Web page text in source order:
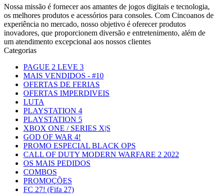
Nossa missão é fornecer aos amantes de jogos digitais e tecnologia,
os melhores produtos e acessórios para consoles. Com Cincoanos de
experiência no mercado, nosso objetivo é oferecer produtos
inovadores, que proporcionem diversão e entretenimento, além de
um atendimento excepcional aos nossos clientes
Categorias
PAGUE 2 LEVE 3
MAIS VENDIDOS - #10
OFERTAS DE FERIAS
OFERTAS IMPERDIVEIS
LUTA
PLAYSTATION 4
PLAYSTATION 5
XBOX ONE / SERIES X|S
GOD OF WAR 4!
PROMO ESPECIAL BLACK OPS
CALL OF DUTY MODERN WARFARE 2 2022
OS MAIS PEDIDOS
COMBOS
PROMOÇÕES
FC 27! (Fifa 27)